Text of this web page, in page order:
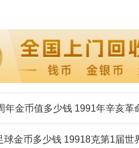
年金币值多少钱 1991年辛亥革
球金币多少钱 19918克第1届世